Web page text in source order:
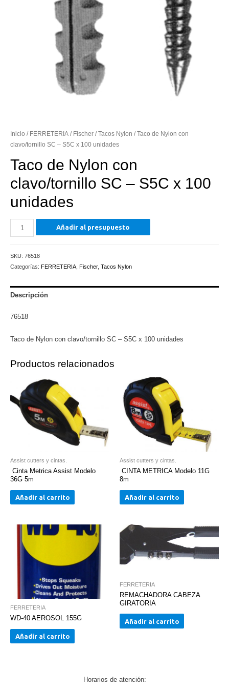
Inicio / FERRETERIA / Fischer /Tacos Nylon / Taco de Nylon con
clavo/tornillo SC – S5C x 100 unidades
Taco de Nylon con
clavo/tornillo SC – S5C x 100
unidades
Taco
de
con
clavo/tornillo
-
x
unidades
Añadir al presupuesto
SKU: 76518
Categorías: FERRETERIA Fischer, Tacos Nylon
Descripción
76518
Taco de Nylon con clavo/tornillo SC – S5C x 100 unidades
Productos relacionados
Assist cutters y cintas.
Cinta Metrica Assist Modelo
36G 5m
Añadir al carrito
Assist cutters y cintas.
CINTA METRICA Modelo 11G
8m
Añadir al carrito
FERRETERIA
WD-40 AEROSOL 155G
Añadir al carrito
FERRETERIA
REMACHADORA CABEZA
GIRATORIA
Añadir al carrito
Horarios de atención: